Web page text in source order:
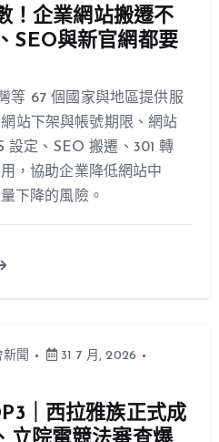
！企業網站搬遷不
SEO與新官網都要
等 67 個國家與地區提供服
站下架與帳號期限、網站
設定、SEO 搬遷、301 轉
，協助企業降低網站中
下降的風險。
新聞
31 7 月, 2026
｜西拉雅族正式成